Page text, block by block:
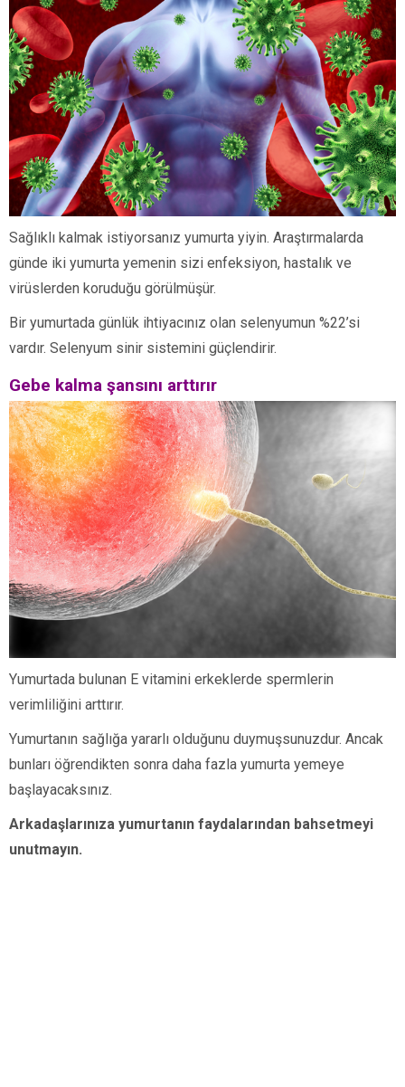
Sağlıklı kalmak istiyorsanız yumurta yiyin. Araştırmalarda
günde iki yumurta yemenin sizi enfeksiyon, hastalık ve
virüslerden koruduğu görülmüşür.
Bir yumurtada günlük ihtiyacınız olan selenyumun %22’si
vardır. Selenyum sinir sistemini güçlendirir.
Gebe kalma şansını arttırır
Yumurtada bulunan E vitamini erkeklerde spermlerin
verimliliğini arttırır.
Yumurtanın sağlığa yararlı olduğunu duymuşsunuzdur. Ancak
bunları öğrendikten sonra daha fazla yumurta yemeye
başlayacaksınız.
Arkadaşlarınıza yumurtanın faydalarından bahsetmeyi
unutmayın.